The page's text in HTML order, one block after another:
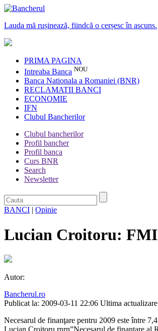
Lauda mă rușinează, fiindcă o cerșesc în ascuns.
PRIMA PAGINA
Intreaba Banca NOU
Banca Nationala a Romaniei (BNR)
RECLAMATII BANCI
ECONOMIE
IFN
Clubul Bancherilor
Clubul bancherilor
Profil bancher
Profil banca
Curs BNR
Search
Newsletter
BANCI | Opinie
Lucian Croitoru: FMI
Autor:
Bancherul.ro
Publicat la: 2009-03-11 22:06 Ultima
Necesarul de finanţare pentru 2009 este între